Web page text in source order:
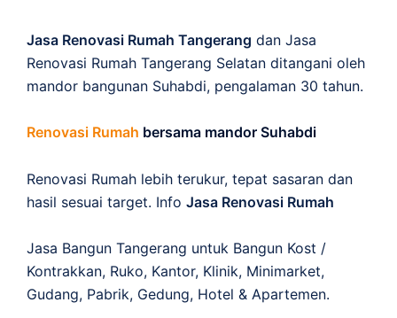
Jasa Renovasi Rumah Tangerang dan Jasa
Renovasi Rumah Tangerang Selatan ditangani oleh
mandor bangunan Suhabdi, pengalaman 30 tahun.
Renovasi Rumah bersama mandor Suhabdi
Renovasi Rumah lebih terukur, tepat sasaran dan
hasil sesuai target. Info Jasa Renovasi Rumah
Jasa Bangun Tangerang untuk Bangun Kost /
Kontrakkan, Ruko, Kantor, Klinik, Minimarket,
Gudang, Pabrik, Gedung, Hotel & Apartemen.